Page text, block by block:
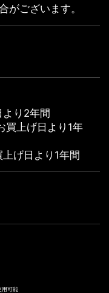
がございます。
り2年間
買上げ日より1年
げ日より1年間
用可能